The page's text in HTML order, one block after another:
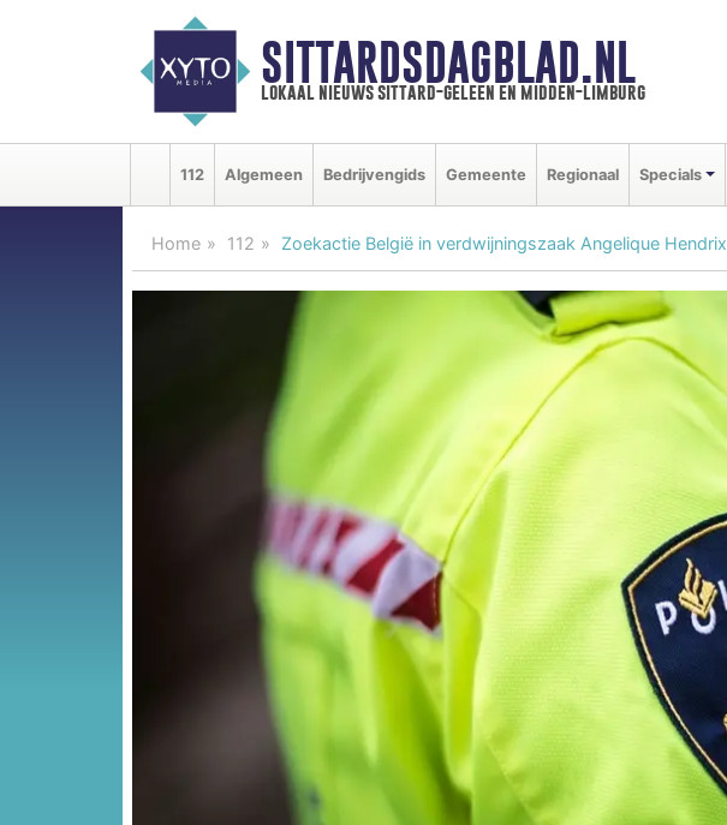
SITTARDSDAGBLAD.NL
lokaal nieuws sittard-geleen en midden-limburg
112 Algemeen Bedrijvengids Gemeente Regionaal Specials
Home 112 Zoekactie België in verdwijningszaak Angelique Hendrix